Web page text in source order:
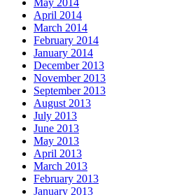
May 2014
April 2014
March 2014
February 2014
January 2014
December 2013
November 2013
September 2013
August 2013
July 2013
June 2013
May 2013
April 2013
March 2013
February 2013
January 2013